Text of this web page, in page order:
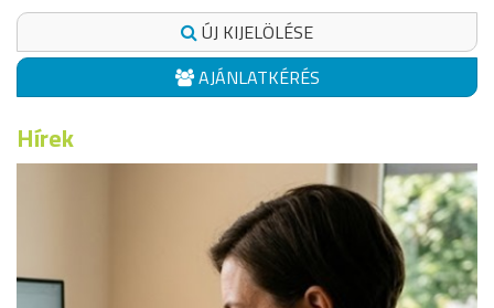
ÚJ KIJELÖLÉSE
AJÁNLATKÉRÉS
Hírek